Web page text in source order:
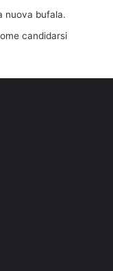
nuova bufala.
candidarsi